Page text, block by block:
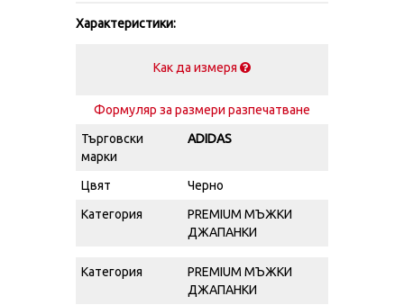
Характеристики:
Как да измеря
Формуляр за размери разпечатване
Търговски
марки
ADIDAS
Цвят
Черно
Категория
PREMIUM МЪЖКИ
ДЖАПАНКИ
Категория
PREMIUM МЪЖКИ
ДЖАПАНКИ